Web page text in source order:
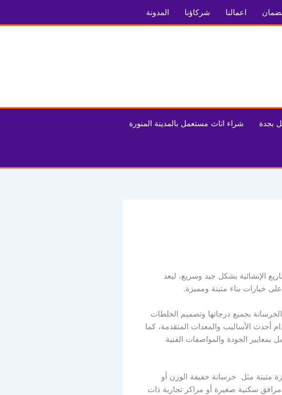
اعمالنا شركاؤنا المدونة
بجدة شراء اثاث مستعمل بالمدينة المنورة
الإنشائية بشكل جيد وسريع، ليعد
خيارات بناء متينة ومميزة.
بجميع درجاتها وتصميم الخلطات
أحدث الأساليب والمعدات المتقدمة، كما
بمعايير الجودة والمواصفات الفنية
مثل خرسانة خفيفة الوزن أو
سكنية صغيرة أو مراكز تجارية ذات